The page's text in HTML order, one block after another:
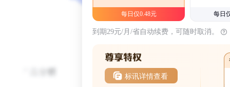
每日仅0.48元 每日
到期29元/月/省自动续费，可随时取消。
标讯详情查看